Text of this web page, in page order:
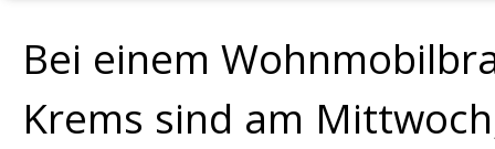
Bei einem
Krems sind am